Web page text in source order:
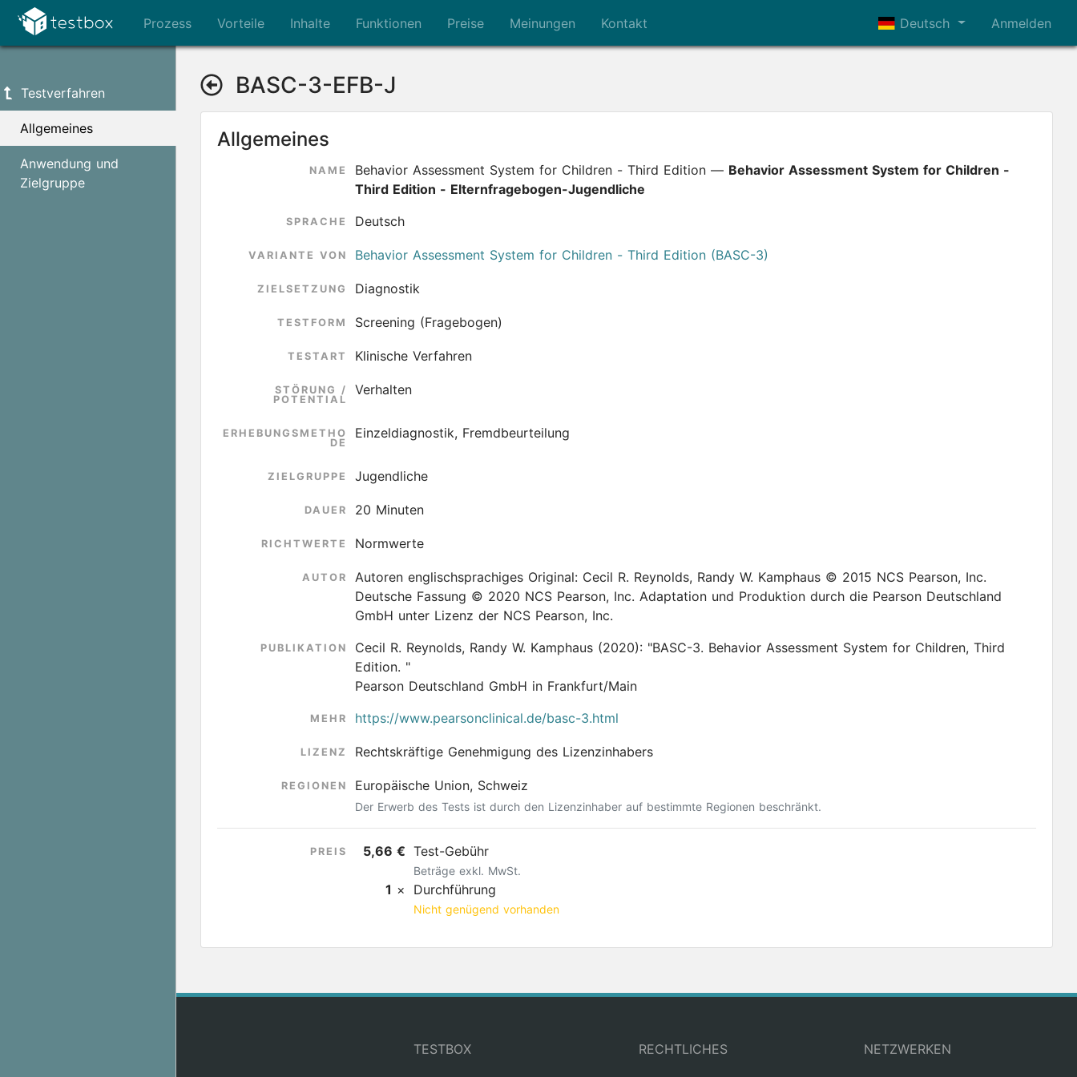
Prozess Vorteile Inhalte Funktionen Preise Meinungen Kontakt Deutsch Anmelden
Testverfahren
Allgemeines
Anwendung und
Zielgruppe
BASC-3-EFB-J
Allgemeines
NAME Behavior Assessment System for Children - Third Edition — Behavior Assessment System for Children -
Third Edition - Elternfragebogen-Jugendliche
SPRACHE Deutsch
VARIANTE VON Behavior Assessment System for Children - Third Edition (BASC-3)
ZIELSETZUNG Diagnostik
TESTFORM Screening (Fragebogen)
TESTART Klinische Verfahren
STÖRUNG /
POTENTIAL
Verhalten
ERHEBUNGSMETHO
DE
Einzeldiagnostik, Fremdbeurteilung
ZIELGRUPPE Jugendliche
DAUER 20 Minuten
RICHTWERTE Normwerte
AUTOR
Autoren englischsprachiges Original: Cecil R. Reynolds, Randy W. Kamphaus © 2015 NCS Pearson, Inc.
Deutsche Fassung © 2020 NCS Pearson, Inc. Adaptation und Produktion durch die Pearson Deutschland
GmbH unter Lizenz der NCS Pearson, Inc.
PUBLIKATION Cecil R. Reynolds, Randy W. Kamphaus (2020): "BASC-3. Behavior Assessment System for Children, Third
Edition. "
Pearson Deutschland GmbH in Frankfurt/Main
MEHR https://www.pearsonclinical.de/basc-3.html
LIZENZ Rechtskräftige Genehmigung des Lizenzinhabers
REGIONEN Europäische Union, Schweiz
Der Erwerb des Tests ist durch den Lizenzinhaber auf bestimmte Regionen beschränkt.
PREIS 5,66 € Test-Gebühr
Beträge exkl. MwSt.
1 × Durchführung
Nicht genügend vorhanden
TESTBOX RECHTLICHES NETZWERKEN